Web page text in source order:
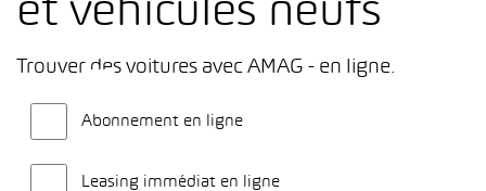
et véhicules neufs
Trouver des voitures avec AMAG - en ligne.
Abonnement en ligne
Leasing immédiat en ligne